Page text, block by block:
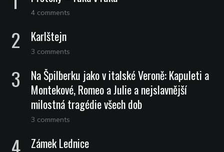
4 comments
Karlštejn
3 comments
Na Špilberku jako v italské Veroně: Kapuleti a
Montekové, Romeo a Julie a nejslavnější
milostná tragédie všech dob
3 comments
Zámek Lednice